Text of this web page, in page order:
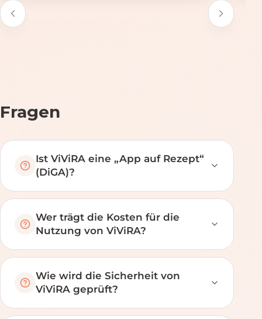
Fragen
Ist ViViRA eine „App auf Rezept“
(DiGA)?
Wer trägt die Kosten für die
Nutzung von ViViRA?
Wie wird die Sicherheit von
ViViRA geprüft?